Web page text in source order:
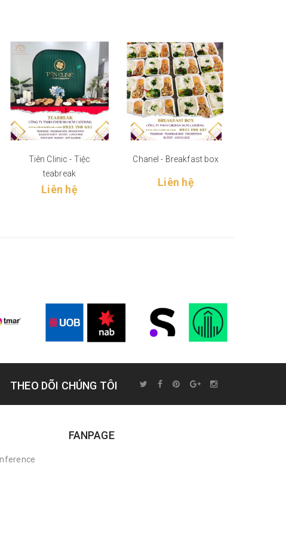
Tiên Clinic - Tiệc
teabreak
Liên hệ
Chanel - Breakfast box
Liên hệ
THEO DÕI CHÚNG TÔI
FANPAGE